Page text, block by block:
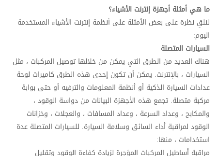
ما هي أمثلة أجهزة إنترنت الأشياء؟
لنلقِ نظرة على بعض الأمثلة على أنظمة إنترنت الأشياء المستخدمة
اليوم:
السيارات المتصلة
هناك العديد من الطرق التي يمكن من خلالها توصيل المركبات ، مثل
السيارات ، بالإنترنت. يمكن أن تكون إحدى هذه الطرق كاميرات لوحة
عدادات السيارة الذكية أو أنظمة المعلومات والترفيه أو حتى بوابة
مركبة متصلة. تجمع هذه الأجهزة البيانات من دواسة الوقود ،
والمكابح ، وعداد السرعة ، وعداد المسافات ، والعجلات ، وخزانات
الوقود لمراقبة أداء السائق وسلامة السيارة. للسيارات المتصلة عدة
استخدامات ، منها:
مراقبة أساطيل المركبات المؤجرة لزيادة كفاءة الوقود وتقليل